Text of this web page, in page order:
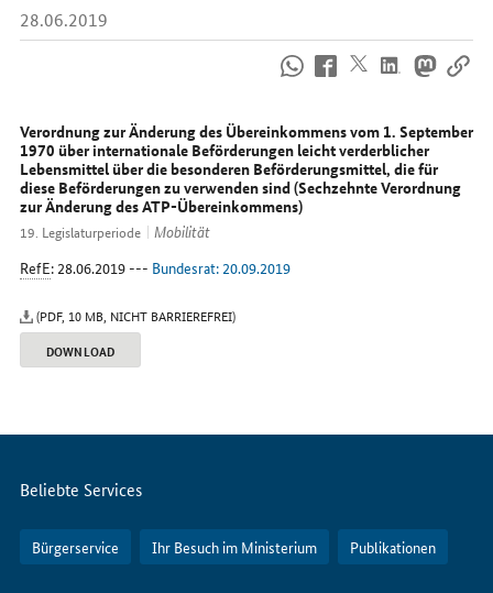
28.06.2019
uns
im
Internet
Verordnung zur Änderung des Übereinkommens vom 1. September
1970 über internationale Beförderungen leicht verderblicher
Lebensmittel über die besonderen Beförderungsmittel, die für
diese Beförderungen zu verwenden sind (Sechzehnte Verordnung
zur Änderung des ATP-Übereinkommens)
19. Legislaturperiode
Mobilität
RefE: 28.06.2019 --- Bundesrat: 20.09.2019
(PDF, 10 MB, NICHT BARRIEREFREI)
DOWNLOAD
Servicemenü
Beliebte Services
Bürgerservice Ihr Besuch im Ministerium Publikationen